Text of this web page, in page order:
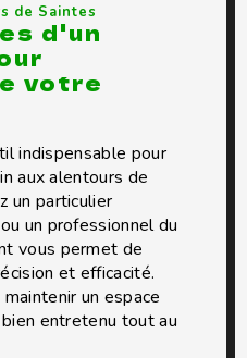
de Saintes
d'un
votre
indispensable pour
aux alentours de
un particulier
un professionnel du
vous permet de
et efficacité.
un espace
entretenu tout au